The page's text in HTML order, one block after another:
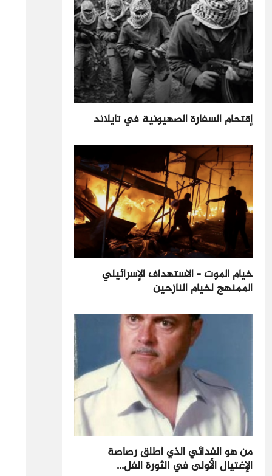
إقتحام السفارة الصهيونية في تايلاند
خيام الموت - الاستهداف الإسرائيلي
الممنهج لخيام النازحين
من هو الفدائي الذي أطلق رصاصة
الإغتيال الأولى في الثورة الفل...